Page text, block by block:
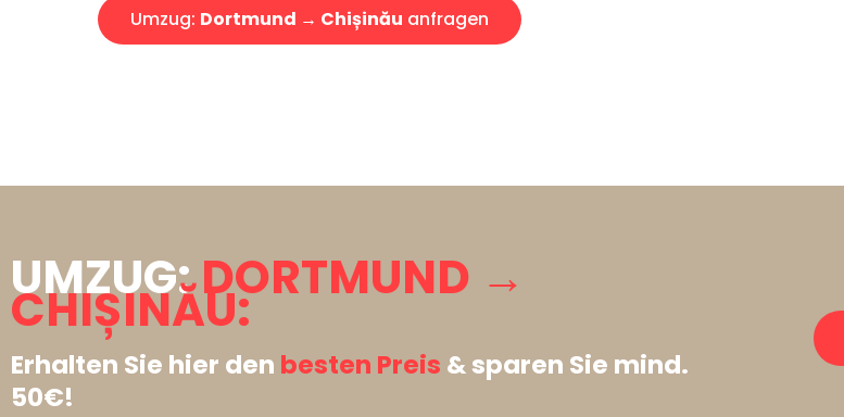
Umzug: Dortmund → Chișinău anfragen
UMZUG:DORTMUND →
CHIȘINĂU:
Erhalten Sie hier den besten Preis & sparen Sie mind.
50€!